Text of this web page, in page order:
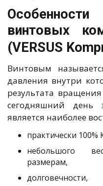
винтовых
(VERSUS
Винтовым
давления внутри
результата
сегодняшний день
является наиболее
практически 100%
небольшого
размерам,
долговечности,